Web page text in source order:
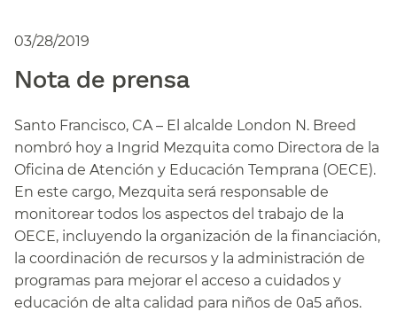
03/28/2019
Nota de prensa​​
Santo Francisco, CA – El alcalde London N. Breed
nombró hoy a Ingrid Mezquita como Directora de la
Oficina de Atención y Educación Temprana (OECE).
En este cargo, Mezquita será responsable de
monitorear todos los aspectos del trabajo de la
OECE, incluyendo la organización de la financiación,
la coordinación de recursos y la administración de
programas para mejorar el acceso a cuidados y
educación de alta calidad para niños de 0a5 años.​​